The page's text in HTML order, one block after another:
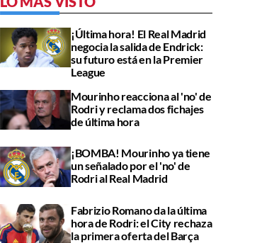
¡Última hora! El Real Madrid
negocia la salida de Endrick:
su futuro está en la Premier
League
Mourinho reacciona al 'no' de
Rodri y reclama dos fichajes
de última hora
¡BOMBA! Mourinho ya tiene
un señalado por el 'no' de
Rodri al Real Madrid
Fabrizio Romano da la última
hora de Rodri: el City rechaza
la primera oferta del Barça